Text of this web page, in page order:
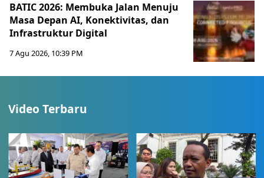
BATIC 2026: Membuka Jalan Menuju
Masa Depan AI, Konektivitas, dan
Infrastruktur Digital
7 Agu 2026, 10:39 PM
Video Terbaru